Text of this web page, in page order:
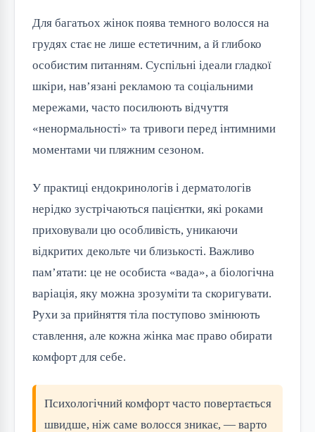
Для багатьох жінок поява темного волосся на
грудях стає не лише естетичним, а й глибоко
особистим питанням. Суспільні ідеали гладкої
шкіри, нав’язані рекламою та соціальними
мережами, часто посилюють відчуття
«ненормальності» та тривоги перед інтимними
моментами чи пляжним сезоном.
У практиці ендокринологів і дерматологів
нерідко зустрічаються пацієнтки, які роками
приховували цю особливість, уникаючи
відкритих декольте чи близькості. Важливо
пам’ятати: це не особиста «вада», а біологічна
варіація, яку можна зрозуміти та скоригувати.
Рухи за прийняття тіла поступово змінюють
ставлення, але кожна жінка має право обирати
комфорт для себе.
Психологічний комфорт часто повертається
швидше, ніж саме волосся зникає, — варто